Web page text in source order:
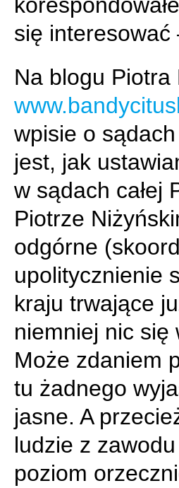
się interesować
Na blogu Piotra
wpisie o
jest, jak
w sądach całej
Piotrze
odgórne
upolitycznienie
kraju trwające
niemniej nic się
Może zdaniem
tu żadnego
jasne. A
ludzie z
poziom